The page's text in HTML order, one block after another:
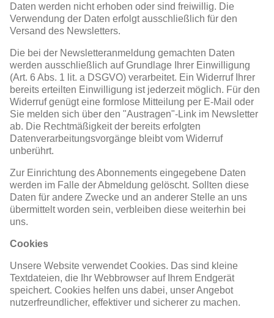
Daten werden nicht erhoben oder sind freiwillig. Die
Verwendung der Daten erfolgt ausschließlich für den
Versand des Newsletters.
Die bei der Newsletteranmeldung gemachten Daten
werden ausschließlich auf Grundlage Ihrer Einwilligung
(Art. 6 Abs. 1 lit. a DSGVO) verarbeitet. Ein Widerruf Ihrer
bereits erteilten Einwilligung ist jederzeit möglich. Für den
Widerruf genügt eine formlose Mitteilung per E-Mail oder
Sie melden sich über den "Austragen"-Link im Newsletter
ab. Die Rechtmäßigkeit der bereits erfolgten
Datenverarbeitungsvorgänge bleibt vom Widerruf
unberührt.
Zur Einrichtung des Abonnements eingegebene Daten
werden im Falle der Abmeldung gelöscht. Sollten diese
Daten für andere Zwecke und an anderer Stelle an uns
übermittelt worden sein, verbleiben diese weiterhin bei
uns.
Cookies
Unsere Website verwendet Cookies. Das sind kleine
Textdateien, die Ihr Webbrowser auf Ihrem Endgerät
speichert. Cookies helfen uns dabei, unser Angebot
nutzerfreundlicher, effektiver und sicherer zu machen.